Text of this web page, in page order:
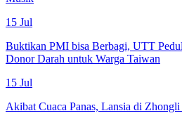
15 Jul
Buktikan PMI bisa Berbagi, UTT
Donor Darah untuk Warga Taiwan
15 Jul
Akibat Cuaca Panas, Lansia di